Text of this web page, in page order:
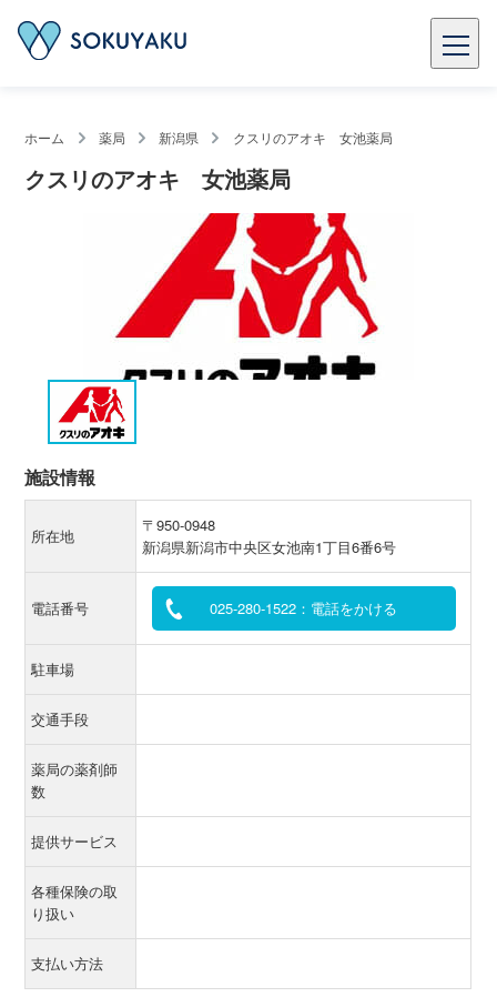
ホーム 薬局 新潟県 クスリのアオキ 女池薬局
クスリのアオキ 女池薬局
施設情報
所在地
〒950-0948
新潟県新潟市中央区女池南1丁目6番6号
電話番号 025-280-1522：電話をかける
駐車場
交通手段
薬局の薬剤師
数
提供サービス
各種保険の取
り扱い
支払い方法